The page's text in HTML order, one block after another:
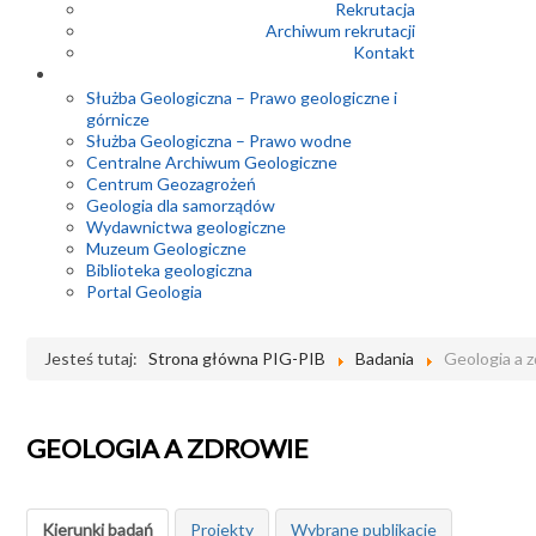
Rekrutacja
Archiwum rekrutacji
Kontakt
Służba Geologiczna – Prawo geologiczne i
górnicze
Służba Geologiczna – Prawo wodne
Centralne Archiwum Geologiczne
Centrum Geozagrożeń
Geologia dla samorządów
Wydawnictwa geologiczne
Muzeum Geologiczne
Biblioteka geologiczna
Portal Geologia
Jesteś tutaj: Strona główna PIG-PIB Badania Geologia a
GEOLOGIA A ZDROWIE
Kierunki badań Projekty Wybrane publikacje